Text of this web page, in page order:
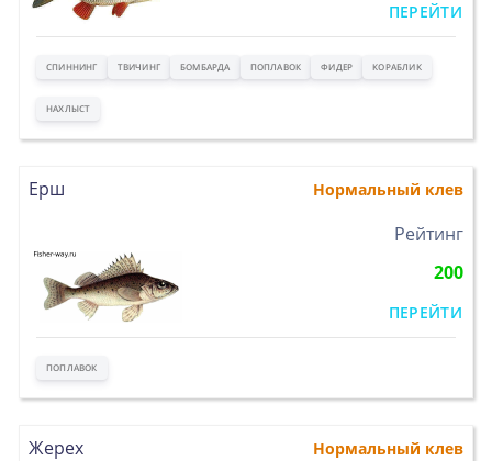
ПЕРЕЙТИ
СПИННИНГ ТВИЧИНГ БОМБАРДА ПОПЛАВОК ФИДЕР КОРАБЛИК
НАХЛЫСТ
Ерш Нормальный клев
Рейтинг
200
ПЕРЕЙТИ
ПОПЛАВОК
Жерех Нормальный клев